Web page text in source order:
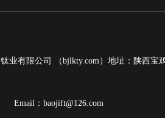
业有限公司 （bjlkty.com） 地址：陕西宝
Email：baojift@126.com